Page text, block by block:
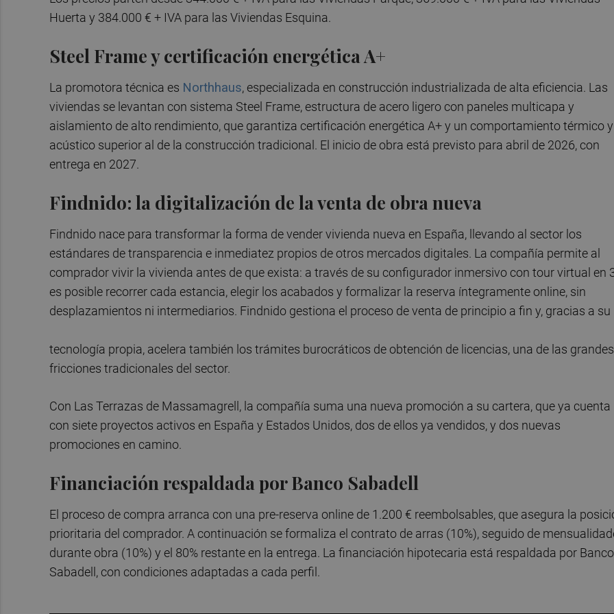
Huerta y 384.000 € + IVA para las Viviendas Esquina.
Steel Frame y certificación energética A+
La promotora técnica es Northhaus, especializada en construcción industrializada de alta eficiencia. Las
viviendas se levantan con sistema Steel Frame, estructura de acero ligero con paneles multicapa y
aislamiento de alto rendimiento, que garantiza certificación energética A+ y un comportamiento térmico y
acústico superior al de la construcción tradicional. El inicio de obra está previsto para abril de 2026, con
entrega en 2027.
Findnido: la digitalización de la venta de obra nueva
Findnido nace para transformar la forma de vender vivienda nueva en España, llevando al sector los
estándares de transparencia e inmediatez propios de otros mercados digitales. La compañía permite al
comprador vivir la vivienda antes de que exista: a través de su configurador inmersivo con tour virtual en
es posible recorrer cada estancia, elegir los acabados y formalizar la reserva íntegramente online, sin
desplazamientos ni intermediarios. Findnido gestiona el proceso de venta de principio a fin y, gracias a su
tecnología propia, acelera también los trámites burocráticos de obtención de licencias, una de las grandes
fricciones tradicionales del sector.
Con Las Terrazas de Massamagrell, la compañía suma una nueva promoción a su cartera, que ya cuenta
con siete proyectos activos en España y Estados Unidos, dos de ellos ya vendidos, y dos nuevas
promociones en camino.
Financiación respaldada por Banco Sabadell
El proceso de compra arranca con una pre-reserva online de 1.200 € reembolsables, que asegura la
prioritaria del comprador. A continuación se formaliza el contrato de arras (10%), seguido de
durante obra (10%) y el 80% restante en la entrega. La financiación hipotecaria está respaldada por Banco
Sabadell, con condiciones adaptadas a cada perfil.